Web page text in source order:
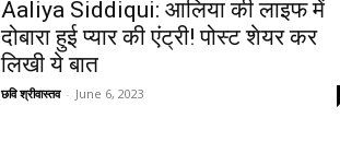
Aaliya Siddiqui: आलिया की लाइफ में
दोबारा हुई प्यार की एंट्री! पोस्ट शेयर कर
लिखी ये बात
छवि श्रीवास्तव - June 6, 2023